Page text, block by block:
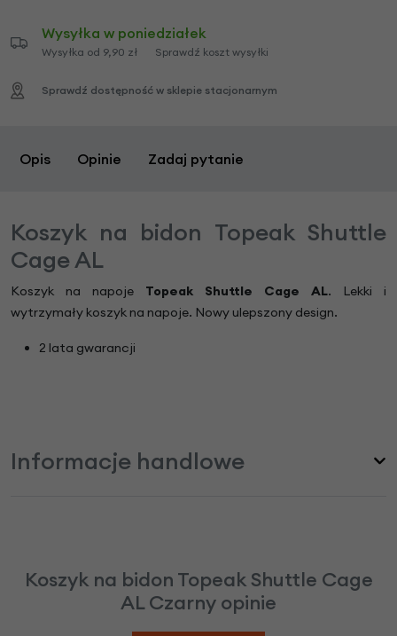
Wysyłka w poniedziałek
Wysyłka od 9,90 zł Sprawdź koszt wysyłki
Sprawdź dostępność w sklepie stacjonarnym
Opis Opinie Zadaj pytanie
Koszyk na bidon Topeak Shuttle
Cage AL
Koszyk na napoje Topeak Shuttle Cage AL. Lekki i
wytrzymały koszyk na napoje. Nowy ulepszony design.
2 lata gwarancji
Informacje handlowe
Koszyk na bidon Topeak Shuttle Cage
AL Czarny opinie